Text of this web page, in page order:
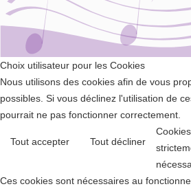
Choix utilisateur pour les Cookies
Nous utilisons des cookies afin de vous
possibles. Si vous déclinez l'utilisation de
pourrait ne pas fonctionner correctement.
Tout accepter Tout décliner
Cookies
Ces cookies sont nécessaires au